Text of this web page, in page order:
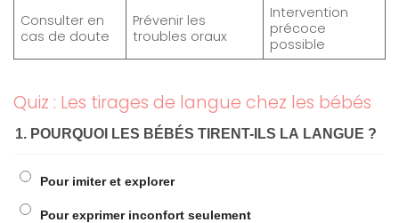
Consulter en
cas de doute
Prévenir les
troubles oraux
Intervention
précoce
possible
Quiz : Les tirages de langue chez les bébés
1. POURQUOI LES BÉBÉS TIRENT-ILS LA LANGUE ?
Pour imiter et explorer
Pour exprimer inconfort seulement